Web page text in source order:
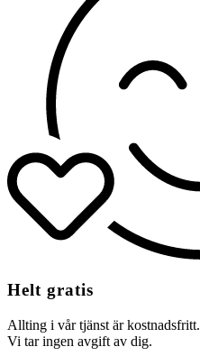
Helt gratis
Allting i vår tjänst är kostnadsfritt.
Vi tar ingen avgift av dig.